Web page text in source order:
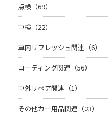
点検（69）
車検（22）
車内リフレッシュ関連（6）
コーティング関連（56）
車外リペア関連（1）
その他カー用品関連（23）